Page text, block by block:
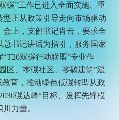
碳”工作已进入全面实施、重
型正从政策引导走向市场驱动
上，支部书记肖云，要求全
书记讲话为指引，服务国家
双碳行动联盟”专业作
区、零碳社区、零碳建筑”建
育，推动绿色低碳转型从政
碳达峰”目标、发挥先锋模
力量。